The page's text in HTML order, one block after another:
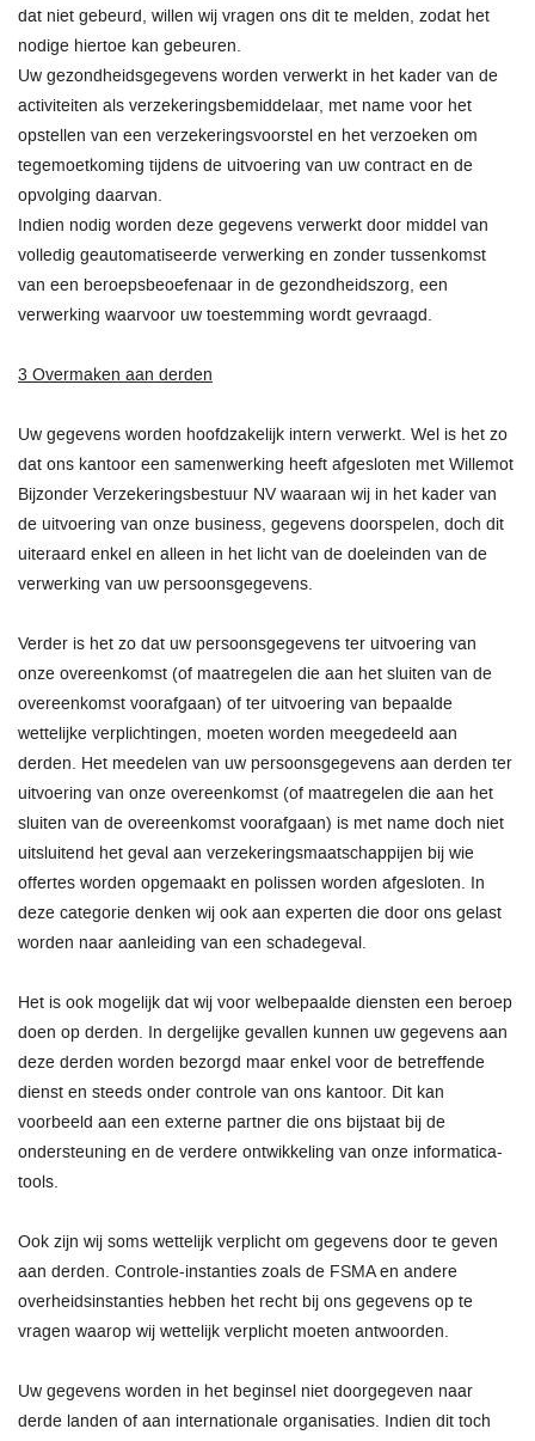
dat niet gebeurd, willen wij vragen ons dit te melden, zodat het
nodige hiertoe kan gebeuren.
Uw gezondheidsgegevens worden verwerkt in het kader van de
activiteiten als verzekeringsbemiddelaar, met name voor het
opstellen van een verzekeringsvoorstel en het verzoeken om
tegemoetkoming tijdens de uitvoering van uw contract en de
opvolging daarvan.
Indien nodig worden deze gegevens verwerkt door middel van
volledig geautomatiseerde verwerking en zonder tussenkomst
van een beroepsbeoefenaar in de gezondheidszorg, een
verwerking waarvoor uw toestemming wordt gevraagd.
3 Overmaken aan derden
Uw gegevens worden hoofdzakelijk intern verwerkt. Wel is het zo
dat ons kantoor een samenwerking heeft afgesloten met Willemot
Bijzonder Verzekeringsbestuur NV waaraan wij in het kader van
de uitvoering van onze business, gegevens doorspelen, doch dit
uiteraard enkel en alleen in het licht van de doeleinden van de
verwerking van uw persoonsgegevens.
Verder is het zo dat uw persoonsgegevens ter uitvoering van
onze overeenkomst (of maatregelen die aan het sluiten van de
overeenkomst voorafgaan) of ter uitvoering van bepaalde
wettelijke verplichtingen, moeten worden meegedeeld aan
derden. Het meedelen van uw persoonsgegevens aan derden ter
uitvoering van onze overeenkomst (of maatregelen die aan het
sluiten van de overeenkomst voorafgaan) is met name doch niet
uitsluitend het geval aan verzekeringsmaatschappijen bij wie
offertes worden opgemaakt en polissen worden afgesloten. In
deze categorie denken wij ook aan experten die door ons gelast
worden naar aanleiding van een schadegeval.
Het is ook mogelijk dat wij voor welbepaalde diensten een beroep
doen op derden. In dergelijke gevallen kunnen uw gegevens aan
deze derden worden bezorgd maar enkel voor de betreffende
dienst en steeds onder controle van ons kantoor. Dit kan
voorbeeld aan een externe partner die ons bijstaat bij de
ondersteuning en de verdere ontwikkeling van onze informatica-
tools.
Ook zijn wij soms wettelijk verplicht om gegevens door te geven
aan derden. Controle-instanties zoals de FSMA en andere
overheidsinstanties hebben het recht bij ons gegevens op te
vragen waarop wij wettelijk verplicht moeten antwoorden.
Uw gegevens worden in het beginsel niet doorgegeven naar
derde landen of aan internationale organisaties. Indien dit toch